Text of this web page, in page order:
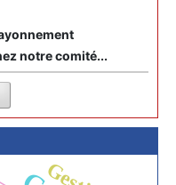
notre comité...